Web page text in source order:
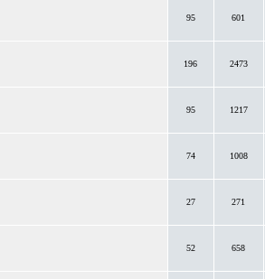
95 601
196 2473
95 1217
74 1008
27 271
52 658